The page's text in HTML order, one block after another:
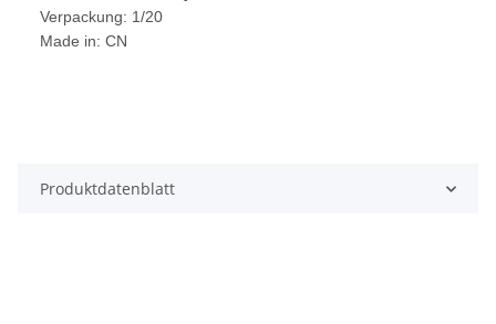
Verpackung: 1/20
Made in: CN
Produktdatenblatt